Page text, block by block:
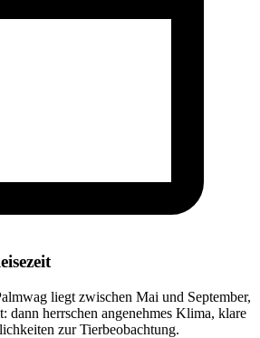
liegt zwischen Mai und September,
dann herrschen angenehmes Klima, klare
zur Tierbeobachtung.